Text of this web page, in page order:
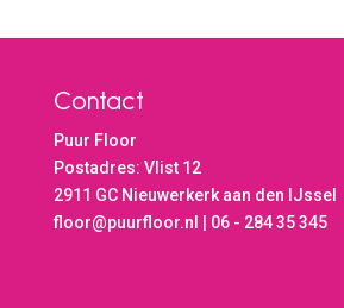
Contact
Puur Floor
Postadres: Vlist 12
2911 GC Nieuwerkerk aan den IJssel
floor@puurfloor.nl | 06 - 284 35 345